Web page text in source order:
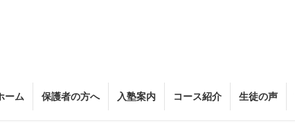
ーム 保護者の方へ 入塾案内 コース紹介 生徒の声